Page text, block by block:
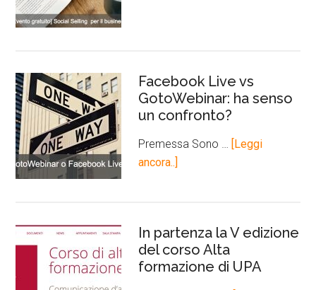
Facebook Live vs
GotoWebinar: ha senso
un confronto?
Premessa Sono … [Leggi
ancora..]
In partenza la V edizione
del corso Alta
formazione di UPA